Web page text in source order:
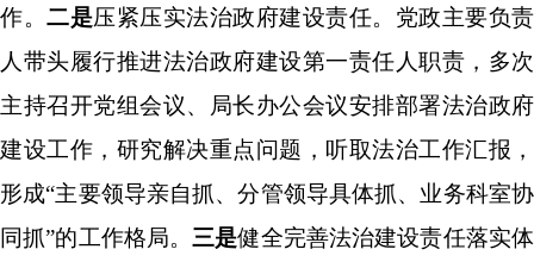
作。 二是压紧压实法治政府建设责任。党政主要负责
人带头履行推进法治政府建设第一责任人职责，多次
主持召开党组会议、局长办公会议安排部署法治政府
建设工作，研究解决重点问题， 听取法治工作汇报，
形成“主要领导亲自抓、分管领导具体抓、业务科室协
同抓”的工作格局。 三是健全完善法治建设责任落实体